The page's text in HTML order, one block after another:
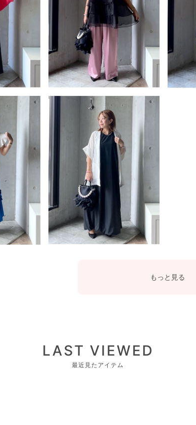
もっと見る
LAST VIEWED
最近見たアイテム